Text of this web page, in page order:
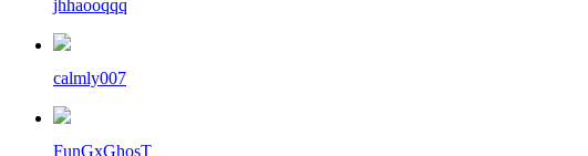
jhhaooqqq
calmly007
FunGxGhosT